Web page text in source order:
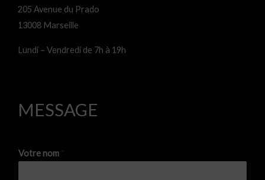
205 Avenue du Prado
13008 Marseille
Lundi – Vendredi de 7h à 19h
MESSAGE
Votre nom *